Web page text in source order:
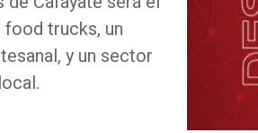
food trucks, un
y un sector